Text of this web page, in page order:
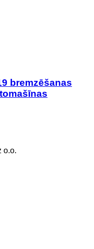
bremzēšanas
o.o.